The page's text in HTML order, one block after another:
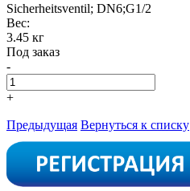
Sicherheitsventil; DN6;G1/2
Вес:
3.45 кг
Под заказ
-
+
Предыдущая Вернуться к списку